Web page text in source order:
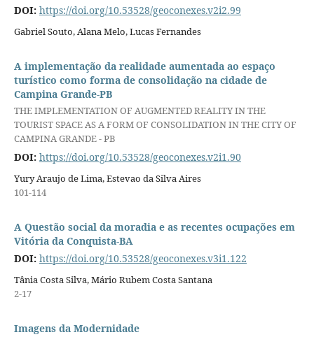
DOI: https://doi.org/10.53528/geoconexes.v2i2.99
Gabriel Souto, Alana Melo, Lucas Fernandes
A implementação da realidade aumentada ao espaço
turístico como forma de consolidação na cidade de
Campina Grande-PB
THE IMPLEMENTATION OF AUGMENTED REALITY IN THE
TOURIST SPACE AS A FORM OF CONSOLIDATION IN THE CITY OF
CAMPINA GRANDE - PB
DOI: https://doi.org/10.53528/geoconexes.v2i1.90
Yury Araujo de Lima, Estevao da Silva Aires
101-114
A Questão social da moradia e as recentes ocupações em
Vitória da Conquista-BA
DOI: https://doi.org/10.53528/geoconexes.v3i1.122
Tânia Costa Silva, Mário Rubem Costa Santana
2-17
Imagens da Modernidade